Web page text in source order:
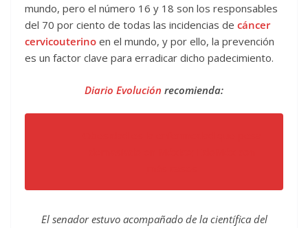
mundo, pero el número 16 y 18 son los responsables
del 70 por ciento de todas las incidencias de cáncer
cervicouterino en el mundo, y por ello, la prevención
es un factor clave para erradicar dicho padecimiento.
Diario Evolución recomienda:
El senador estuvo acompañado de la científica del